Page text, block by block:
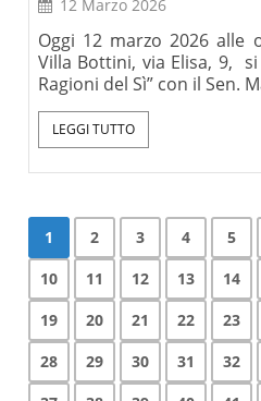
12 Marzo 2026
Oggi 12 marzo 2026 alle
Villa Bottini, via Elisa, 9,
Ragioni del Sì” con il Sen.
LEGGI TUTTO
1 2 3 4 5
10
11 12 13 14
19
20 21 22 23
28
29 30 31 32